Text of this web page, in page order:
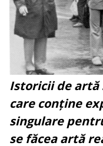
Istoricii de artă
care conține
singulare
se făcea artă